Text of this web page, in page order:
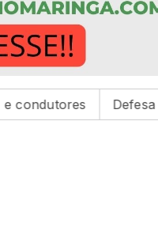
Defesa Civil emite